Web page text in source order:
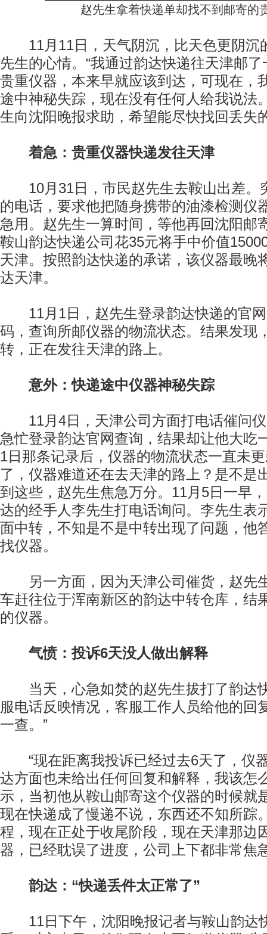
赵先生拿着快递单却找不到邮寄的
11月11日，天气阴沉，比天色更阴沉
先生的心情。“我通过韵达快递往天津邮
贵重仪器，本来早就应该到达，可现在，
途中神秘失踪，现在没有任何人给我说法
生向沈阳晚报求助，希望能尽快找回丢失
着急：贵重仪器快递发往天津
10月31日，市民赵先生去鞍山出差。
的电话，要求他把随身携带的油漆检测仪
急用。赵先生一算时间，等他再回沈阳邮
鞍山韵达快递公司花35元将手中价值
天津。按照韵达快递的承诺，该仪器最晚
达天津。
11月1日，赵先生登录韵达快递的官网
码，查询所邮仪器的物流状态。结果发现
转，正在发往天津的路上。
意外：快递途中仪器神秘失踪
11月4日，天津公司方面打电话催问仪
急忙登录韵达官网查询，结果却让他大吃
1日那条记录后，仪器的物流状态一直未
了，仪器难道还在去天津的路上？是不是
到这些，赵先生焦急万分。11月5日一早
达的经手人李先生打电话询问。李先生表
面中转，不知是不是中转出现了问题，他
找仪器。
另一方面，因为天津公司催货，赵先
车赶往位于浑南新区的韵达中转仓库，结
的仪器。
气愤：投诉6天没人做出解释
当天，心急如焚的赵先生拔打了韵达
服电话反映情况，客服工作人员给他的回
一查。”
“现在距离我投诉已经过去6天了，仪
达方面也未给出任何回复和解释，我该怎
示，当初他从鞍山邮寄这个仪器的时候就
现在快递成了慢递不说，东西还不知所踪
程，现在正处于收尾阶段，现在天津那边
器，已经耽误了进度，公司上下都非常焦
韵达：“快递丢件太正常了”
11日下午，沈阳晚报记者与鞍山韵达